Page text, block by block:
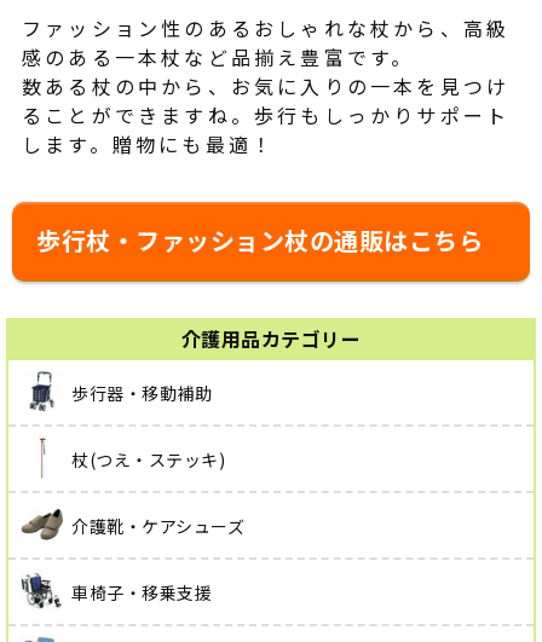
介護用品カテゴリー
歩行器・移動補助
杖(つえ・ステッキ)
介護靴・ケアシューズ
車椅子・移乗支援
ファッション性のあるおしゃれな杖から、高級
感のある一本杖など品揃え豊富です。
数ある杖の中から、お気に入りの一本を見つけ
ることができますね。歩行もしっかりサポート
します。贈物にも最適！
歩行杖・ファッション杖の通販はこちら